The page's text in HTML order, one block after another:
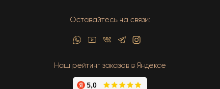
Оставайтесь на связи:
Наш рейтинг заказов в Яндексе